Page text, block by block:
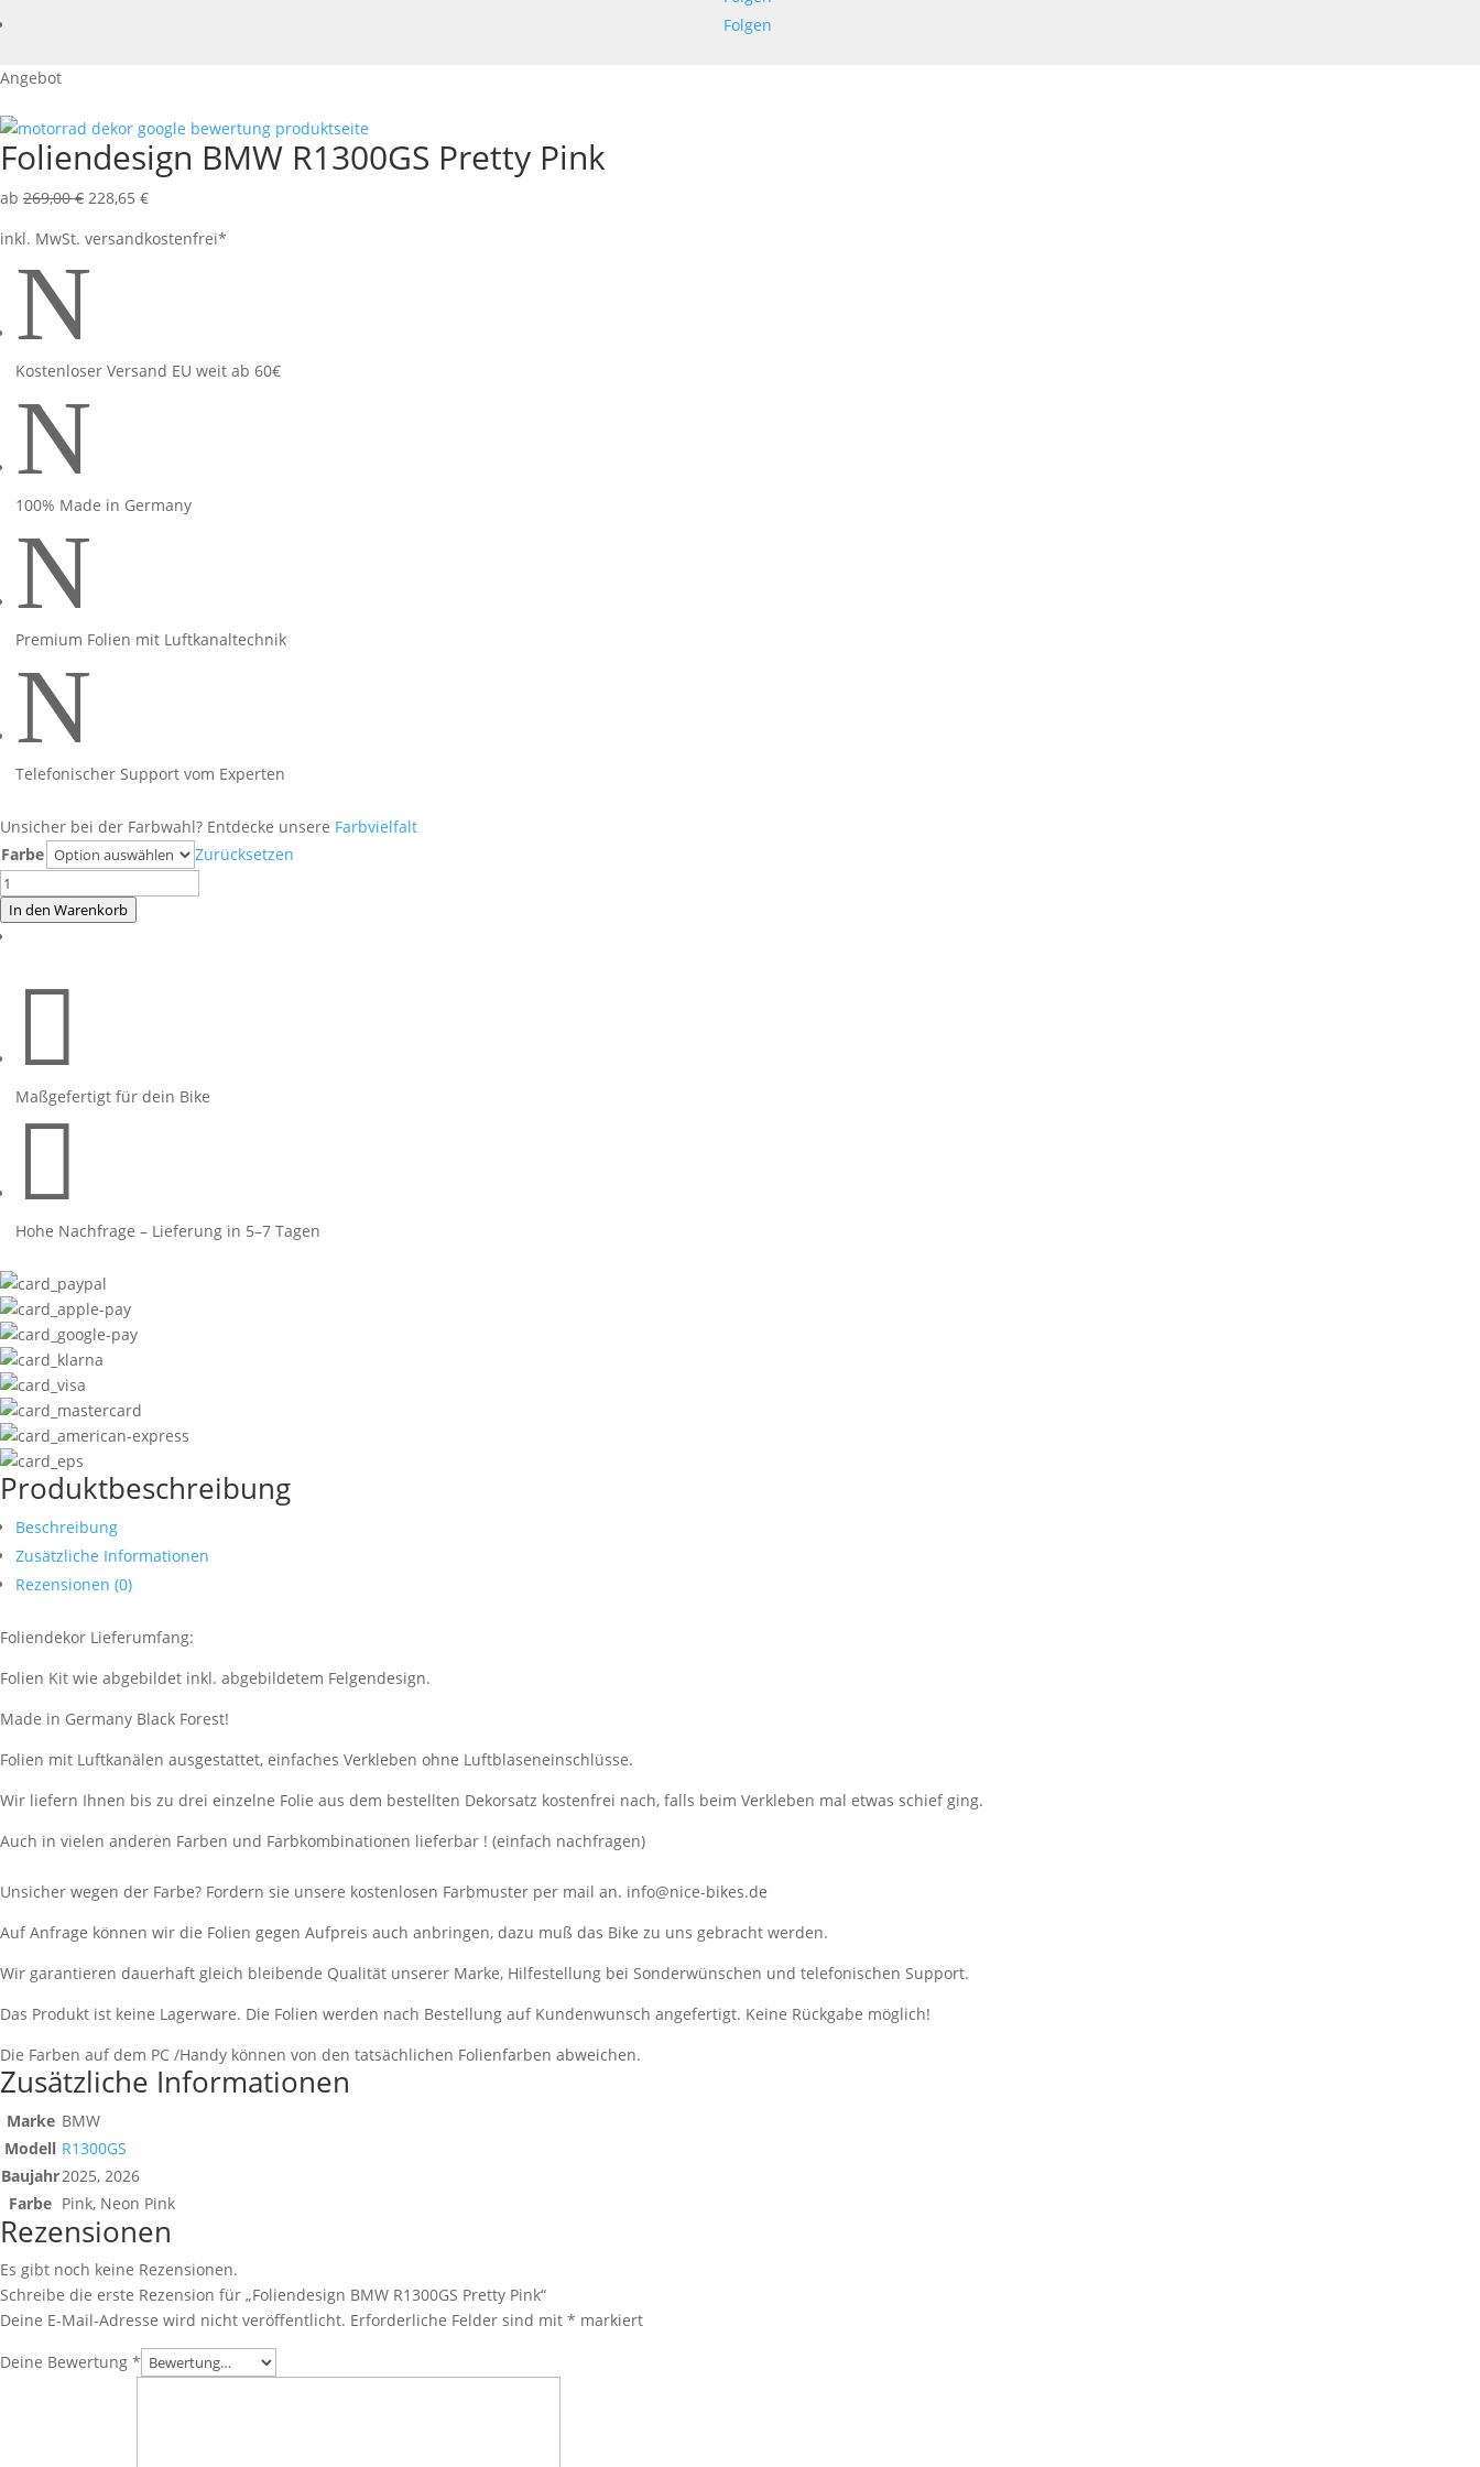
Folgen
Angebot
Foliendesign BMW R1300GS Pretty Pink
ab 269,00€ 228,65 €
inkl. MwSt. versandkostenfrei*
N
Kostenloser Versand EU weit ab 60€
N
100% Made in Germany
N
Premium Folien mit Luftkanaltechnik
N
Telefonischer Support vom Experten
Unsicher bei der Farbwahl? Entdecke unsere Farbvielfalt
Farbe
Zurücksetzen
Foliendesign
BMW
R1300GS
In den Warenkorb

Maßgefertigt für dein Bike

Hohe Nachfrage – Lieferung in 5–7 Tagen
Produktbeschreibung
Beschreibung
Zusätzliche Informationen
Rezensionen (0)
Foliendekor Lieferumfang:
Folien Kit wie abgebildet inkl. abgebildetem Felgendesign.
Made in Germany Black Forest!
Folien mit Luftkanälen ausgestattet, einfaches Verkleben ohne Luftblaseneinschlüsse.
Wir liefern Ihnen bis zu drei einzelne Folie aus dem bestellten Dekorsatz kostenfrei nach, falls beim Verkleben mal etwas schief ging.
Auch in vielen anderen Farben und Farbkombinationen lieferbar ! (einfach nachfragen)
Unsicher wegen der Farbe? Fordern sie unsere kostenlosen Farbmuster per mail an. info@nice-bikes.de
Auf Anfrage können wir die Folien gegen Aufpreis auch anbringen, dazu muß das Bike zu uns gebracht werden.
Wir garantieren dauerhaft gleich bleibende Qualität unserer Marke, Hilfestellung bei Sonderwünschen und telefonischen Support.
Das Produkt ist keine Lagerware. Die Folien werden nach Bestellung auf Kundenwunsch angefertigt. Keine Rückgabe möglich!
Die Farben auf dem PC /Handy können von den tatsächlichen Folienfarben abweichen.
Zusätzliche Informationen
Marke BMW
Modell R1300GS
Baujahr2025, 2026
Farbe Pink, Neon Pink
Rezensionen
Es gibt noch keine Rezensionen.
Schreibe die erste Rezension für „Foliendesign BMW R1300GS Pretty Pink“
Deine E-Mail-Adresse wird nicht veröffentlicht. Erforderliche Felder sind mit * markiert
Deine Bewertung *